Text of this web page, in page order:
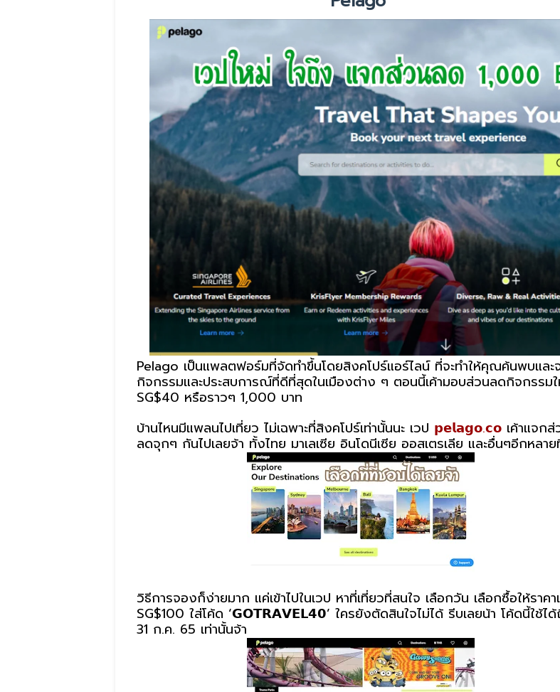
Pelago เป็นแพลตฟอร์มที่จัดทำขึ้นโดยสิงคโปร์แอร์ไลน์ ที่จะทำให้คุณค้นพบและ
กิจกรรมและประสบการณ์ที่ดีที่สุดในเมืองต่าง ๆ ตอนนี้เค้ามอบส่วนลดกิจกรรม
SG$40 หรือราวๆ 1,000 บาท
บ้านไหนมีแพลนไปเที่ยว ไม่เฉพาะที่สิงคโปร์เท่านั้นนะ เวป 𝗽𝗲𝗹𝗮𝗴𝗼.𝗰𝗼 เค้าแจกส่
ลดจุกๆ กันไปเลยจ้า ทั้งไทย มาเลเซีย อินโดนีเซีย ออสเตรเลีย และอื่นๆอีกหลาย
วิธีการจองก็ง่ายมาก แค่เข้าไปในเวป หาที่เที่ยวที่สนใจ เลือกวัน เลือกซื้อให้ราคา
SG$100 ใส่โค้ด ‘𝗚𝗢𝗧𝗥𝗔𝗩𝗘𝗟𝟰𝟬’ ใครยังตัดสินใจไม่ได้ รีบเลยน้า โค้ดนี้ใช้ไ
31 ก.ค. 65 เท่านั้นจ้า